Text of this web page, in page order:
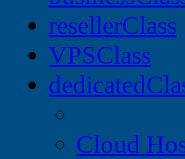
resellerClass
VPSClass
dedicated
Cloud